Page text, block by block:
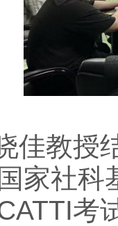
佳教授
家社
考